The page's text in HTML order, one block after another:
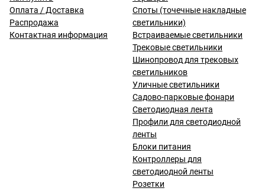
Оплата / Доставка
Распродажа
Контактная информация
Споты (точечные накладные
светильники)
Встраиваемые светильники
Трековые светильники
Шинопровод для трековых
светильников
Уличные светильники
Садово-парковые фонари
Светодиодная лента
Профили для светодиодной
ленты
Блоки питания
Контроллеры для
светодиодной ленты
Розетки